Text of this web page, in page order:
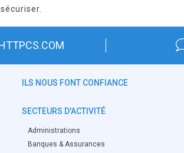
ILS NOUS FONT CONFIANCE
SECTEURS D'ACTIVITÉ
Administrations
Banques & Assurances